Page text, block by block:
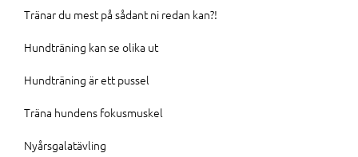
Tränar du mest på sådant ni redan kan?!
Hundträning kan se olika ut
Hundträning är ett pussel
Träna hundens fokusmuskel
Nyårsgalatävling